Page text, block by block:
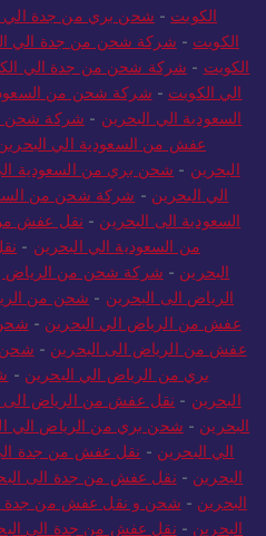
الكويت - شحن من جدة الى
الكويت- شحن بري من جدة الي
الكويت-شركة شحن من جدة الي
الكويت-شركة شحن من جدة الي
الي الكويت- شركة شحن من
السعودية الي البحرين-شركة شحن
عفش من السعودية الي البحرين
البحرين-شحن بري من السعودية الي
الي البحرين
-شركة شحن من
السعودية الى البحرين- نقل عفش من
من السعودية الي البحرين-
البحرين- شركة شحن من الرياض
الرياض الى البحرين
-شحن من
عفش من الرياض الي البحرين -شحن
عفش من الرياض الى البحرين-شحن
بري من الرياض الي البحرين-
البحرين-نقل عفش من الرياض الى
البحرين-شحن بري من الرياض الي
الي البحرين
-نقل عفش من جدة
البحرين -نقل عفش من جدة الى
البحرين- شحن و نقل عفش من جدة